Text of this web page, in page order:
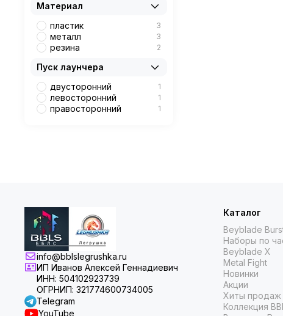
Материал
пластик
3
металл 3
резина 2
Пуск лаунчера
двусторонний
1
левосторонний 1
правосторонний 1
info@bblslegrushka.ru
ИП Иванов Алексей Геннадиевич
ИНН: 504102923739
ОГРНИП: 321774600734005
Telegram
YouTube
Каталог
Beyblade
Наборы по
Beyblade X
Metal Fight
Новинки
Акции
Хиты продаж
Коллекция